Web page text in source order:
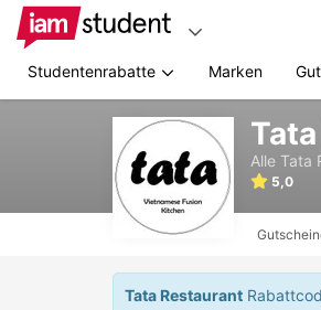
Studentenrabatte Marken
Alle Tata
5,0
Tata Restaurant